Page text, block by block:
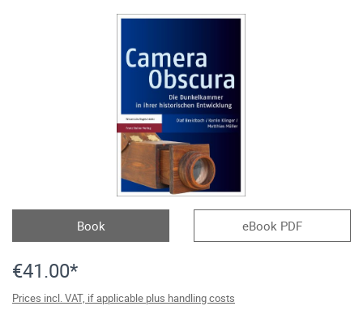
Book eBook PDF
€41.00*
Prices incl. VAT, if applicable plus handling costs